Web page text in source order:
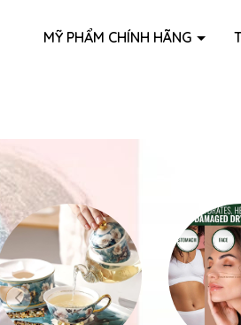
MỸ PHẨM CHÍNH HÃNG